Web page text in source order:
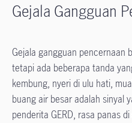
Gejala Gangguan
Gejala gangguan pencernaan
tetapi ada beberapa tanda
kembung, nyeri di ulu hati,
buang air besar adalah sinyal
penderita GERD, rasa panas